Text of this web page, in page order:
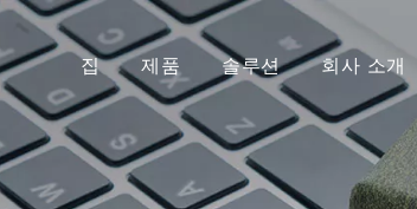
집 제품 솔루션 회사 소개